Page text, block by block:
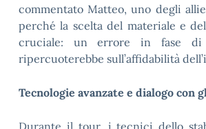
commentato Matteo, uno degli
perché la scelta del materiale e
cruciale: un errore in fase di
ripercuoterebbe sull’affidabilità
Tecnologie avanzate e dialogo con
Durante il tour, i tecnici dello